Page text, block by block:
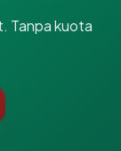
Tanpa kuota